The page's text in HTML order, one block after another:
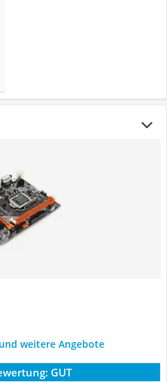
weitere Angebote
GUT